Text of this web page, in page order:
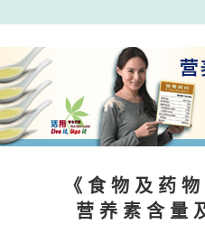
《 食 物 及 药
营 养 素 含 量